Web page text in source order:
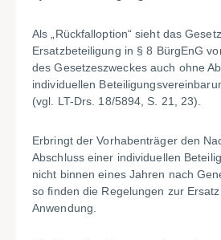
Als „Rückfalloption“ sieht das
Ersatzbeteiligung in § 8 BürgEnG
des Gesetzeszweckes auch ohne
individuellen
(vgl. LT-Drs. 18/5894, S. 21, 23).
Erbringt der Vorhabenträger den
Abschluss einer individuellen
nicht binnen eines Jahren nach
so finden die Regelungen zur
Anwendung.